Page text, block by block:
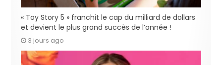
« Toy Story 5 » franchit le cap du milliard de dollars
et devient le plus grand succès de l’année !
3 jours ago